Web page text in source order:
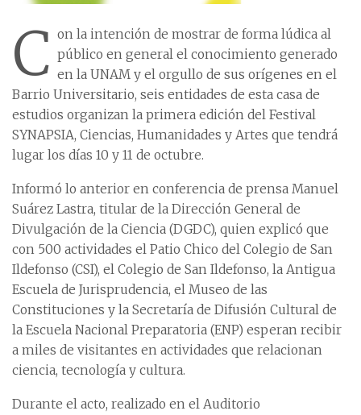
C on la intención de mostrar de forma lúdica al
público en general el conocimiento generado
en la UNAM y el orgullo de sus orígenes en el
Barrio Universitario, seis entidades de esta casa de
estudios organizan la primera edición del Festival
SYNAPSIA, Ciencias, Humanidades y Artes que tendrá
lugar los días 10 y 11 de octubre.
Informó lo anterior en conferencia de prensa Manuel
Suárez Lastra, titular de la Dirección General de
Divulgación de la Ciencia (DGDC), quien explicó que
con 500 actividades el Patio Chico del Colegio de San
Ildefonso (CSI), el Colegio de San Ildefonso, la Antigua
Escuela de Jurisprudencia, el Museo de las
Constituciones y la Secretaría de Difusión Cultural de
la Escuela Nacional Preparatoria (ENP) esperan recibir
a miles de visitantes en actividades que relacionan
ciencia, tecnología y cultura.
Durante el acto, realizado en el Auditorio